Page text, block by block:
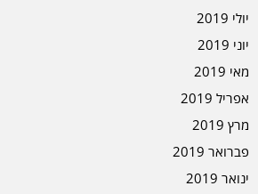
יולי 2019
יוני 2019
מאי 2019
אפריל 2019
מרץ 2019
פברואר 2019
ינואר 2019